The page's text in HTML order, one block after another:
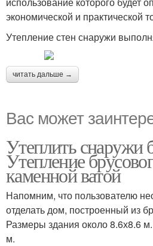
экономической и практической
Утепление стен снаружи
читать дальше →
Вас может
Утеплить снаружи
Утепление
каменной ватой
Напомним, что пользователю
отделать дом, построенный из
Размеры здания около 8.6х8.6
м.